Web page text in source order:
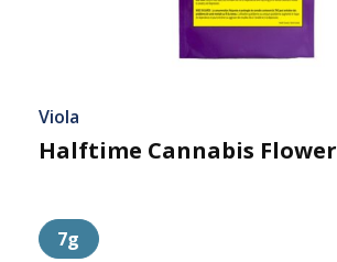
Viola
Halftime Cannabis Flower
7g